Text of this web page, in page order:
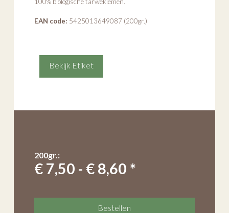
EAN code: 5425013649087 (200gr.)
Bekijk Etiket
200gr.:
€ 7,50 - € 8,60 *
Bestellen